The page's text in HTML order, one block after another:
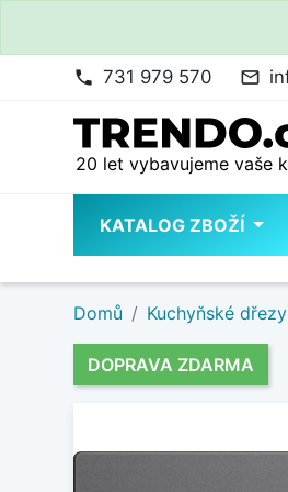
phone 731 979 570 mail_outline
20 let vybavujeme vaše
KATALOG ZBOŽÍ
Domů Kuchyňské dřezy
DOPRAVA ZDARMA